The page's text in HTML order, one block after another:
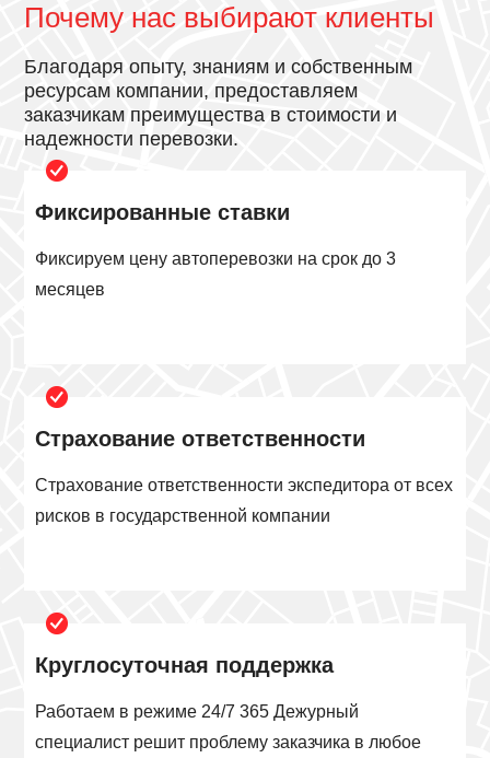
Почему нас выбирают клиенты
Благодаря опыту, знаниям и собственным
ресурсам компании, предоставляем
заказчикам преимущества в стоимости и
надежности перевозки.
Фиксированные ставки
Фиксируем цену автоперевозки на срок до 3
месяцев
Страхование ответственности
Страхование ответственности экспедитора от всех
рисков в государственной компании
Круглосуточная поддержка
Работаем в режиме 24/7 365 Дежурный
специалист решит проблему заказчика в любое